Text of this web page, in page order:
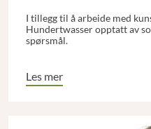
I tillegg til å arbeide med
Hundertwasser opptatt av
spørsmål.
Les mer